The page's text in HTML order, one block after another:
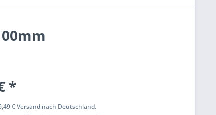
*
€ Versand nach Deutschland.